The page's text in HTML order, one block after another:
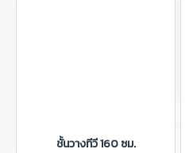
ชั้นวางทีวี 160 ซม.